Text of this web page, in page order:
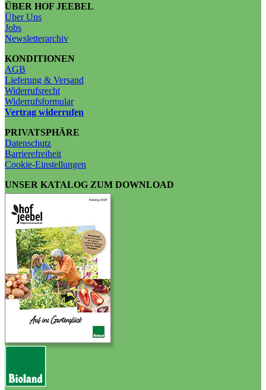
ÜBER HOF JEEBEL
Über Uns
Jobs
Newsletterarchiv
KONDITIONEN
AGB
Lieferung & Versand
Widerrufsrecht
Widerrufsformular
Vertrag widerrufen
PRIVATSPHÄRE
Datenschutz
Barrierefreiheit
Cookie-Einstellungen
UNSER KATALOG ZUM DOWNLOAD